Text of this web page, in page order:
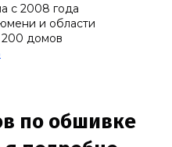
с 2008 года
и области
домов
по обшивке